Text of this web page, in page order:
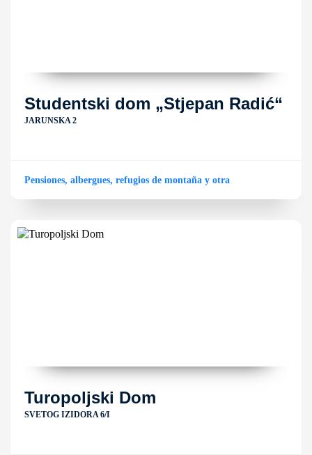
Studentski dom „Stjepan Radić“
JARUNSKA 2
Pensiones, albergues, refugios de montaña y otra
Turopoljski Dom
SVETOG IZIDORA 6/I